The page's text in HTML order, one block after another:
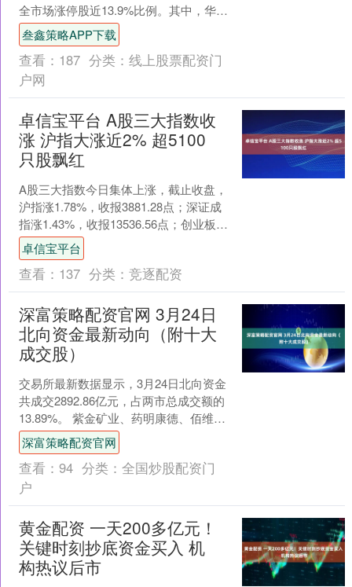
全市场涨停股近13.9%比例。其中，华电
辽能晋级7连板，为目前连板数最高的连
板标的，浙....
叁鑫策略APP下载
查看： 187 分类： 线上股票配资门
户网
卓信宝平台 A股三大指数收
涨 沪指大涨近2% 超5100
只股飘红
A股三大指数今日集体上涨，截止收盘，
沪指涨1.78%，收报3881.28点；深证成
指涨1.43%，收报13536.56点；创业板指
涨0.50%，收报3251.5....
卓信宝平台
查看： 137 分类： 竞逐配资
深富策略配资官网 3月24日
北向资金最新动向（附十大
成交股）
交易所最新数据显示，3月24日北向资金
共成交2892.86亿元，占两市总成交额的
13.89%。 紫金矿业、药明康德、佰维存
储位列沪股通成交前三，成交额分别为
37....
深富策略配资官网
查看： 94 分类： 全国炒股配资门
户
黄金配资 一天200多亿元！
关键时刻抄底资金买入 机
构热议后市